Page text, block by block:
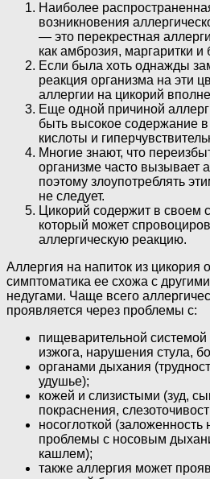
Наиболее
возникновения
— это перекрестная
как амброзия, маргаритки и
Если была хоть однажды
реакция организма на эти
аллергии на цикорий
Еще одной причиной
быть высокое содержание
кислоты и
Многие знают, что
организме часто вызывает
поэтому злоупотреблять
не следует.
Цикорий содержит в своем
который может
аллергическую реакцию.
Аллергия на напиток из цикория
симптоматика ее схожа с
недугами. Чаще всего
проявляется через проблемы с:
пищеварительной системой
изжога, нарушения стула,
органами дыхания
удушье);
кожей и слизистыми (зуд,
покраснения,
носоглоткой (заложенность
проблемы с носовым
кашлем);
также аллергия может